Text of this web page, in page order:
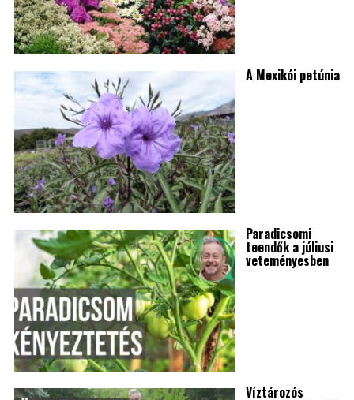
A Mexikói petúnia
Paradicsomi
teendők a júliusi
veteményesben
Víztározós